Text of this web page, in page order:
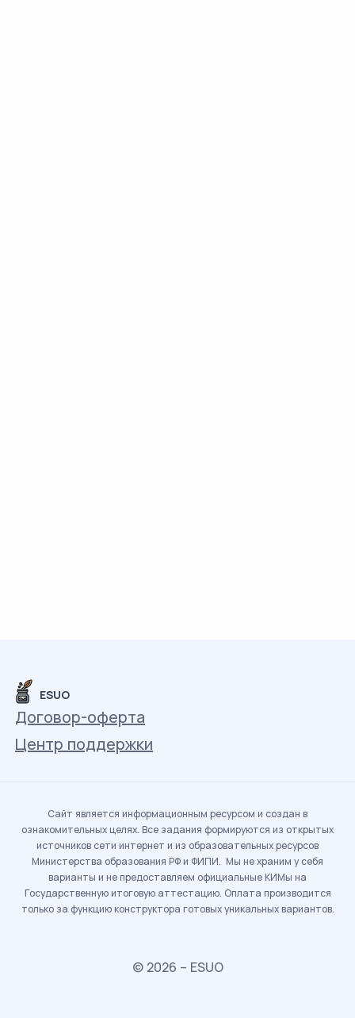
ESUO
Договор-оферта
Центр поддержки
Сайт является информационным ресурсом и создан в
ознакомительных целях. Все задания формируются из открытых
источников сети интернет и из образовательных ресурсов
Министерства образования РФ и ФИПИ. Мы не храним у себя
варианты и не предоставляем официальные КИМы на
Государственную итоговую аттестацию. Оплата производится
только за функцию конструктора готовых уникальных вариантов.
© 2026 – ESUO